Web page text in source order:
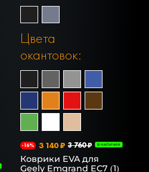
Цвета
окантовок:
-16% 3 140 ₽ 3 760 ₽ В НАЛИЧИИ
Коврики EVA для
Geely Emgrand EC7 (1)